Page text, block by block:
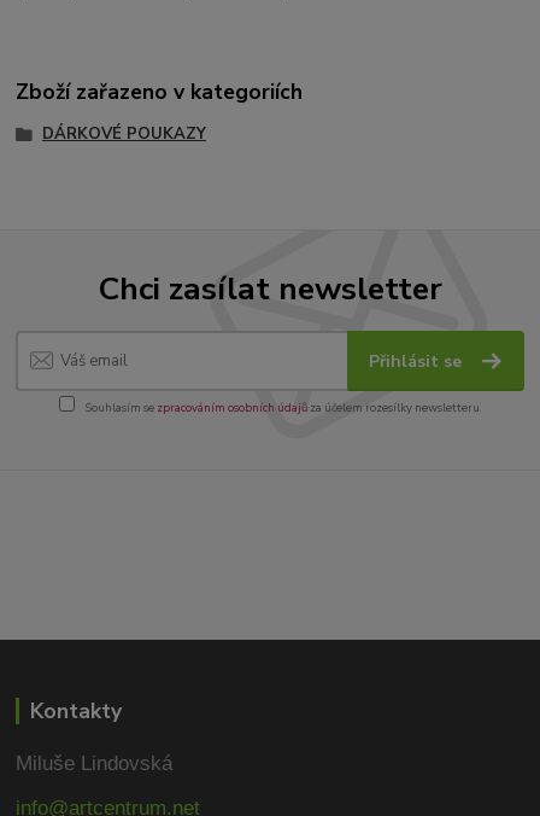
Zboží zařazeno v kategoriích
DÁRKOVÉ POUKAZY
Chci zasílat newsletter
Přihlásit se
Souhlasím se zpracováním osobních údajůza účelem rozesílky newsletteru.
Kontakty
Miluše Lindovská
info@artcentrum.net